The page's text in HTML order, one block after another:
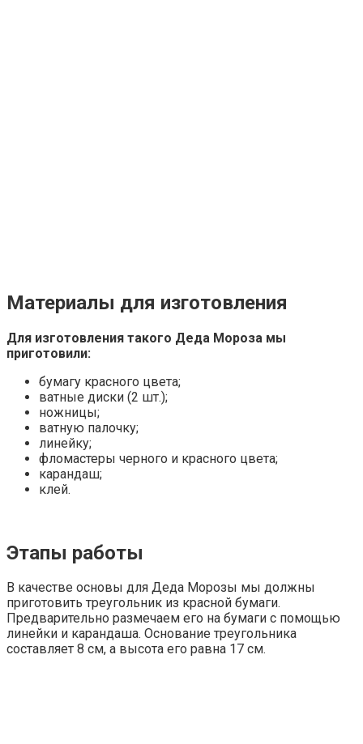
Материалы для изготовления
Для изготовления такого Деда Мороза мы
приготовили:
бумагу красного цвета;
ватные диски (2 шт.);
ножницы;
ватную палочку;
линейку;
фломастеры черного и красного цвета;
карандаш;
клей.
Этапы работы
В качестве основы для Деда Морозы мы должны
приготовить треугольник из красной бумаги.
Предварительно размечаем его на бумаги с помощью
линейки и карандаша. Основание треугольника
составляет 8 см, а высота его равна 17 см.